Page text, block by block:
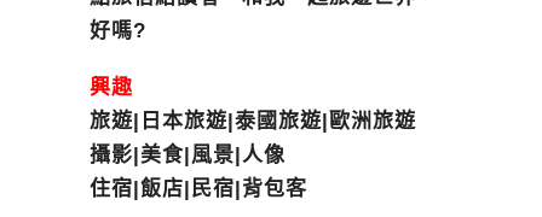
好嗎?
興趣
旅遊|日本旅遊|泰國旅遊|歐洲旅遊
攝影|美食|風景|人像
住宿|飯店|民宿|背包客